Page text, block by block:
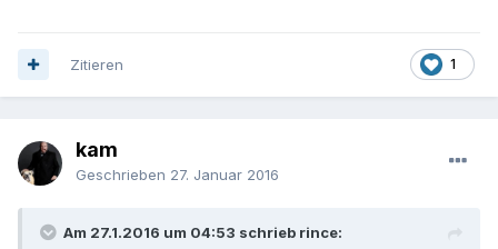
1
Zitieren
kam
Geschrieben 27. Januar 2016
Am 27.1.2016 um 04:53 schrieb rince: